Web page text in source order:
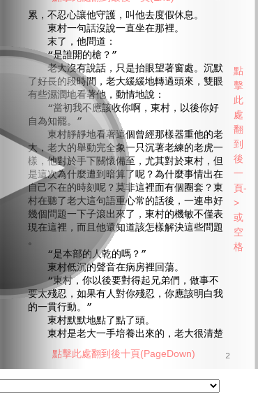
累，不忍心讓他守護，叫他去度假休息。
東村一句話沒說一直坐在那裡。
末了，他問道：
“是誰開的槍？”
老大沒有說話，只是抬眼望著窗處。沉默
了好長的段時間，老大緩緩地轉過頭來，雙眼
有些濕潤地看著他，動情地說：
“當初我不應該收你啊，東村，以後你好
自為知罷。”
東村靜靜地看著這個曾經那樣器重他的老
大，老大的舉動完全象一只沉著老練的老虎一
樣，他對於手下關懷備至，尤其對於東村，但
是這次為什麼遭到暗算了呢？為什麼事情出在
自己不在的時刻呢？莫非這裡面有個圈套？東
村在聽了老大這句語重心常的話後，一連串好
幾個問題一下子滾出來了，東村的機敏不僅表
現在這裡，而且他還知道該怎樣解決這些問題
。
“是本部的人乾的嗎？”
東村低沉的聲音在病房裡回蕩。
“東村，你以後要對得起兄弟們，做事不
要太殘忍，如果有人對你殘忍，你應該明白我
的一貫行動。”
東村默默地點了點了頭。
東村是老大一手培養出來的，老大很清楚
2
點擊此處翻到後十頁(PageDown)
點
擊
此
處
翻
到
後
一
頁-
>
或
空
格